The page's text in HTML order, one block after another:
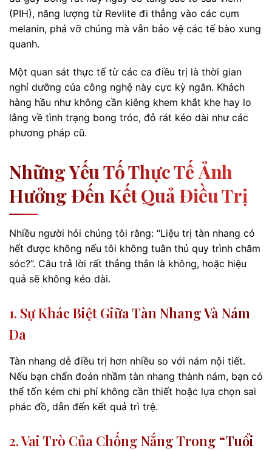
(PIH), năng lượng từ Revlite đi thẳng vào các cụm
melanin, phá vỡ chúng mà vẫn bảo vệ các tế bào xung
quanh.
Một quan sát thực tế từ các ca điều trị là thời gian
nghỉ dưỡng của công nghệ này cực kỳ ngắn. Khách
hàng hầu như không cần kiêng khem khắt khe hay lo
lắng về tình trạng bong tróc, đỏ rát kéo dài như các
phương pháp cũ.
Những Yếu Tố Thực Tế Ảnh
Hưởng Đến Kết Quả Điều Trị
Nhiều người hỏi chúng tôi rằng: “Liệu trị tàn nhang có
hết được không nếu tôi không tuân thủ quy trình chăm
sóc?”. Câu trả lời rất thẳng thắn là không, hoặc hiệu
quả sẽ không kéo dài.
1. Sự Khác Biệt Giữa Tàn Nhang Và Nám
Da
Tàn nhang dễ điều trị hơn nhiều so với nám nội tiết.
Nếu bạn chẩn đoán nhầm tàn nhang thành nám, bạn có
thể tốn kém chi phí không cần thiết hoặc lựa chọn sai
phác đồ, dẫn đến kết quả trì trệ.
2. Vai Trò Của Chống Nắng Trong “tuổi